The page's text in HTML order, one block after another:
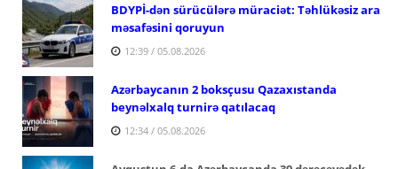
BDYPİ-dən sürücülərə müraciət: Təhlükəsiz ara
məsafəsini qoruyun
12:39 / 05.08.2026
Azərbaycanın 2 boksçusu Qazaxıstanda
beynəlxalq turnirə qatılacaq
12:34 / 05.08.2026